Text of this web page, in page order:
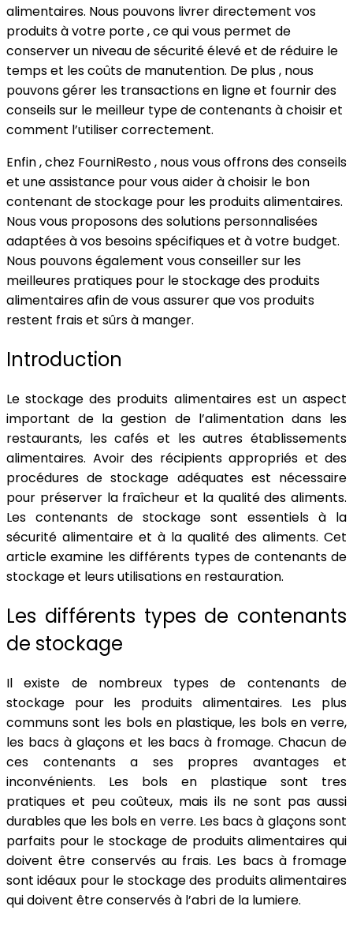
alimentaires. Nous pouvons livrer directement vos
produits à votre porte , ce qui vous permet de
conserver un niveau de sécurité élevé et de réduire le
temps et les coûts de manutention. De plus , nous
pouvons gérer les transactions en ligne et fournir des
conseils sur le meilleur type de contenants à choisir et
comment l’utiliser correctement.
Enfin , chez FourniResto , nous vous offrons des conseils
et une assistance pour vous aider à choisir le bon
contenant de stockage pour les produits alimentaires.
Nous vous proposons des solutions personnalisées
adaptées à vos besoins spécifiques et à votre budget.
Nous pouvons également vous conseiller sur les
meilleures pratiques pour le stockage des produits
alimentaires afin de vous assurer que vos produits
restent frais et sûrs à manger.
Introduction
Le stockage des produits alimentaires est un aspect
important de la gestion de l’alimentation dans les
restaurants, les cafés et les autres établissements
alimentaires. Avoir des récipients appropriés et des
procédures de stockage adéquates est nécessaire
pour préserver la fraîcheur et la qualité des aliments.
Les contenants de stockage sont essentiels à la
sécurité alimentaire et à la qualité des aliments. Cet
article examine les différents types de contenants de
stockage et leurs utilisations en restauration.
Les différents types de contenants
de stockage
Il existe de nombreux types de contenants de
stockage pour les produits alimentaires. Les plus
communs sont les bols en plastique, les bols en verre,
les bacs à glaçons et les bacs à fromage. Chacun de
ces contenants a ses propres avantages et
inconvénients. Les bols en plastique sont tres
pratiques et peu coûteux, mais ils ne sont pas aussi
durables que les bols en verre. Les bacs à glaçons sont
parfaits pour le stockage de produits alimentaires qui
doivent être conservés au frais. Les bacs à fromage
sont idéaux pour le stockage des produits alimentaires
qui doivent être conservés à l’abri de la lumiere.